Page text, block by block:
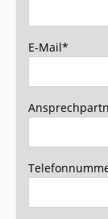
E-Mail*